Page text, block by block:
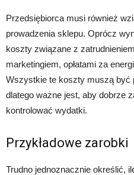
Przedsiębiorca musi również
prowadzenia sklepu. Oprócz
koszty związane z
marketingiem, opłatami za
Wszystkie te koszty muszą być
dlatego ważne jest, aby dobrze
kontrolować wydatki.
Przykładowe zarobki
Trudno jednoznacznie określić,